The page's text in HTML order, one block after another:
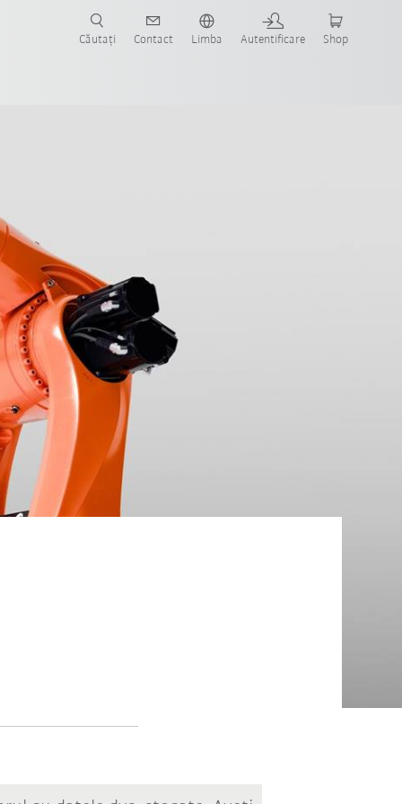
Căutați Contact Limba Autentificare Shop